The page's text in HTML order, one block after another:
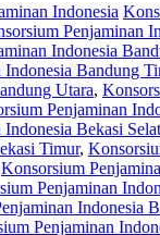
Indonesia
Penjaminan
Indonesia
Bandung
Utara,
Penjaminan
Bekasi
Timur,
Konsorsium
Penjaminan
Indonesia
Penjaminan